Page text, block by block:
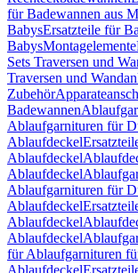
für Badewannen aus
BabysErsatzteile für
BabysMontagelemente
Sets Traversen und
Traversen und
Zubehör
Badewannen
Ablaufgarnituren für
Ablaufdeckel
Ablaufdeckel
Ablaufdeckel
Ablaufgarnituren für
Ablaufdeckel
Ablaufdeckel
Ablaufdeckel
für Ablaufgarnituren
Ablaufdeckel